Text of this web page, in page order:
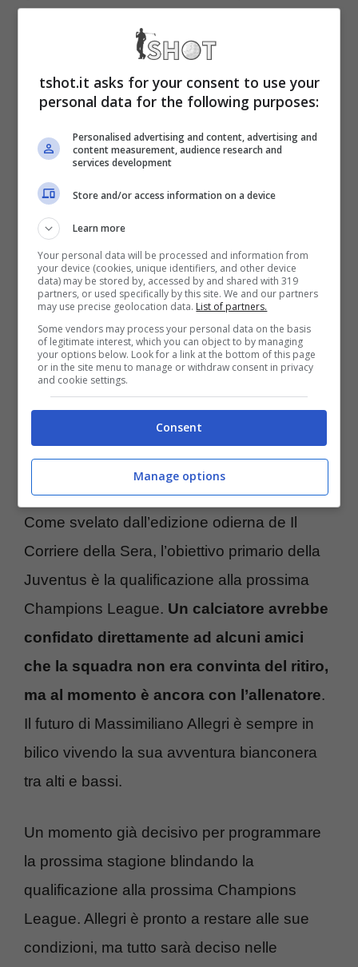
Il Corriere della Sera ha pubblicato
un’indiscrezione sul rapporto tra i
calciatori e lo stesso Allegri: ecco tutto
quello che c’è da sapere.
Juventus, la verità sul
confronto: cos’è avvenuto?
Una confessione di un calciatore bianconero
che ha voluto così chiarire tutta la verità
all’interno dello spogliatoio. Il rapporto con
Allegri, la verità finalmente a galla per
conoscere ogni pezzo del puzzle in casa
Come svelato dall’edizione odierna de Il
Corriere della Sera, l’obiettivo primario della
Juventus è la qualificazione alla prossima
Champions League. Un calciatore avrebbe
confidato direttamente ad alcuni amici
che la squadra non era convinta del ritiro,
ma al momento è ancora con l’allenatore.
Il futuro di Massimiliano Allegri è sempre in
bilico vivendo la sua avventura bianconera
tra alti e bassi.
Un momento già decisivo per programmare
la prossima stagione blindando la
qualificazione alla prossima Champions
League. Allegri è pronto a restare alle sue
condizioni, ma tutto sarà deciso nelle
tshot.it asks for your consent to use your
personal data for the following purposes:
Personalised advertising and content, advertising and
content measurement, audience research and
services development
Store and/or access information on a device
Learn more
Your personal data will be processed and information from
your device (cookies, unique identifiers, and other device
data) may be stored by, accessed by and shared with 319
partners, or used specifically by this site. We and our partners
may use precise geolocation data. List of partners.
Some vendors may process your personal data on the basis
of legitimate interest, which you can object to by managing
your options below. Look for a link at the bottom of this page
or in the site menu to manage or withdraw consent in privacy
and cookie settings.
Consent
Manage options